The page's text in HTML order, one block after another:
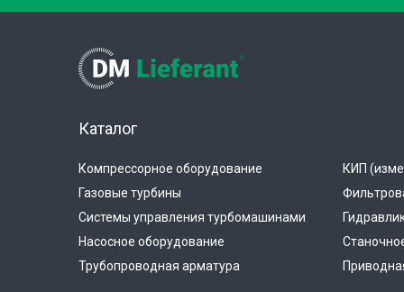
Каталог
Компрессорное оборудование
Газовые турбины
Системы управления турбомашинами
Насосное оборудование
Трубопроводная арматура
КИП